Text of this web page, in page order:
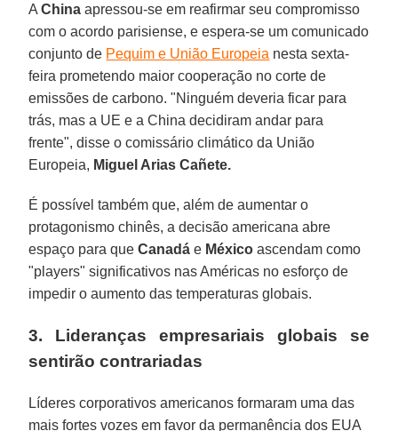
AChina apressou-se em reafirmar seu compromisso
com o acordo parisiense, e espera-se um comunicado
conjunto de Pequim e União Europeia nesta sexta-
feira prometendo maior cooperação no corte de
emissões de carbono. "Ninguém deveria ficar para
trás, mas a UE e a China decidiram andar para
frente", disse o comissário climático da União
Europeia, Miguel Arias Cañete.
É possível também que, além de aumentar o
protagonismo chinês, a decisão americana abre
espaço para queCanadá e México ascendam como
"players" significativos nas Américas no esforço de
impedir o aumento das temperaturas globais.
3. Lideranças empresariais globais se
sentirão contrariadas
Líderes corporativos americanos formaram uma das
mais fortes vozes em favor da permanência dos EUA